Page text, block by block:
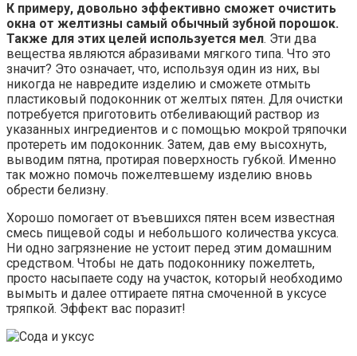
К примеру, довольно эффективно сможет очистить
окна от желтизны самый обычный зубной порошок.
Также для этих целей используется мел. Эти два
вещества являются абразивами мягкого типа. Что это
значит? Это означает, что, используя один из них, вы
никогда не навредите изделию и сможете отмыть
пластиковый подоконник от желтых пятен. Для очистки
потребуется приготовить отбеливающий раствор из
указанных ингредиентов и с помощью мокрой тряпочки
протереть им подоконник. Затем, дав ему высохнуть,
выводим пятна, протирая поверхность губкой. Именно
так можно помочь пожелтевшему изделию вновь
обрести белизну.
Хорошо помогает от въевшихся пятен всем известная
смесь пищевой соды и небольшого количества уксуса.
Ни одно загрязнение не устоит перед этим домашним
средством. Чтобы не дать подоконнику пожелтеть,
просто насыпаете соду на участок, который необходимо
вымыть и далее оттираете пятна смоченной в уксусе
тряпкой. Эффект вас поразит!